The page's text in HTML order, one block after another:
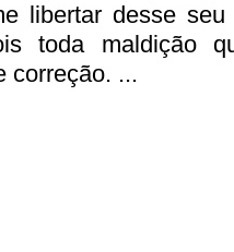
libertar desse
toda maldição
correção. ...